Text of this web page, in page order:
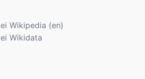
Wikipedia (en)
Wikidata